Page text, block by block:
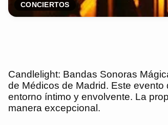
CONCIERTOS
Candlelight: Bandas Sonoras
de Médicos de Madrid. Este
entorno íntimo y envolvente. La
manera excepcional.